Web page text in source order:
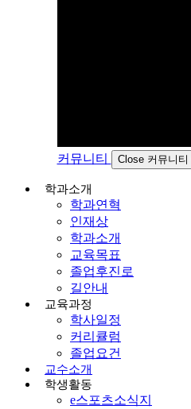
커뮤니티 Close 커뮤니티
학과소개
학과연혁
인재상
학과소개
교육목표
졸업후진로
길안내
교육과정
학사일정
커리큘럼
졸업요건
교수소개
학생활동
e스포츠소식지